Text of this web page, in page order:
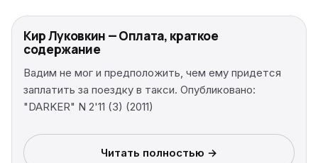
Кир Луковкин — Оплата, краткое
содержание
Вадим не мог и предположить, чем ему придется
заплатить за поездку в такси. Опубликовано:
"DARKER" N 2'11 (3) (2011)
Читать полностью →